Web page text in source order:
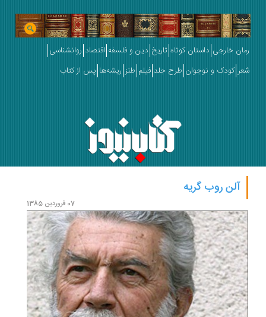
رمان خارجی داستان کوتاه تاریخ دین و فلسفه اقتصاد روانشناسی
شعر کودک و نوجوان طرح جلد فیلم طنز ریشه‌ها پس از کتاب
آلن روب گریه
07 فروردین 1385